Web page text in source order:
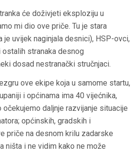
će doživjeti eksploziju u
mi dio ove priče. Tu je stara
je uvijek naginjala desnici), HSP-ovci,
ostalih stranaka desnog
dosad nestranački stručnjaci.
ove ekipe koja u samome startu,
i općinama ima 40 vijećnika,
očekujemo daljnje razvijanje situacije
općinskih, gradskih i
priče na desnom krilu zadarske
ništa i ne vidim kako ne može